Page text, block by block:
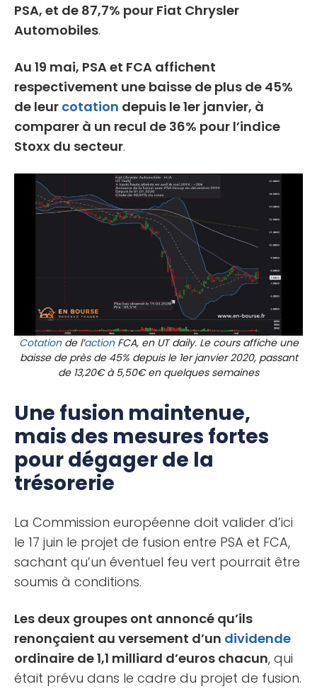
PSA, et de 87,7% pour Fiat Chrysler
Automobiles.
Au 19 mai, PSA et FCA affichent
respectivement une baisse de plus de 45%
de leur cotation depuis le 1er janvier, à
comparer à un recul de 36% pour l’indice
Stoxx du secteur.
Cotationde l’actionFCA, en UT daily. Le cours affiche une
baisse de près de 45% depuis le 1er janvier 2020, passant
de 13,20€ à 5,50€ en quelques semaines
Une fusion maintenue,
mais des mesures fortes
pour dégager de la
trésorerie
La Commission européenne doit valider d’ici
le 17 juin le projet de fusion entre PSA et FCA,
sachant qu’un éventuel feu vert pourrait être
soumis à conditions.
Les deux groupes ont annoncé qu’ils
renonçaient au versement d’un dividende
ordinaire de 1,1 milliard d’euros chacun, qui
était prévu dans le cadre du projet de fusion.